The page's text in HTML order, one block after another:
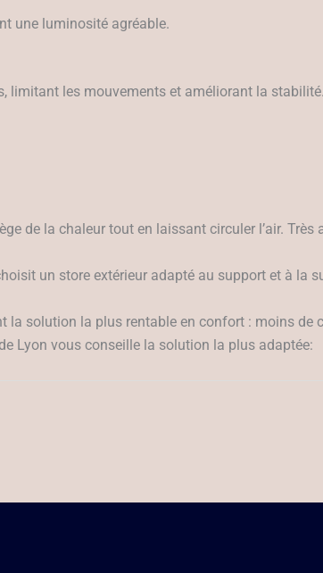
une luminosité agréable.
limitant les mouvements et améliorant la
de la chaleur tout en laissant circuler l’air.
un store extérieur adapté au support et à la
la solution la plus rentable en confort : moins de
Lyon vous conseille la solution la plus adaptée: